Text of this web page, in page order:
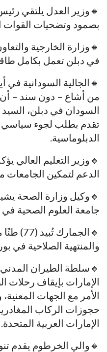
🔸وزير العدل يلتقي
بصمود وتضحيات القوات
🔸وزارة الخارجية
في دبلن تعمل بكامل
🔸الجالية السودانية في
من أشاع – دون سند – أن
السودان في دبلن،
تقدم بطلب لجوء سياسي
الدبلوماسية.
🔸وزير التعليم العالي
الدعم لتمكين الجامعات
🔸وكيل وزارة الصحة
جامعة العلوم الصحية
والمنتهية الصلاحية في
🔸سلطة الطيران المدني
الإمارات بإيقاف رحلات
الأمر مع الجهات
حجوزات الركاب
الإمارات العربية المتحدة.
🔸والي الخرطوم يقدم